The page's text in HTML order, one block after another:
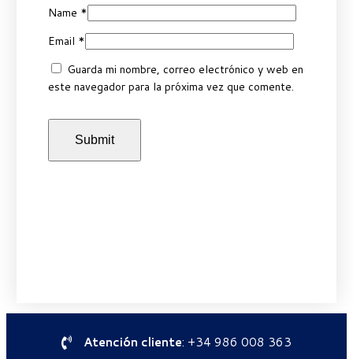
Name *
Email *
Guarda mi nombre, correo electrónico y web en
este navegador para la próxima vez que comente.
Atención cliente: +34 986 008 363